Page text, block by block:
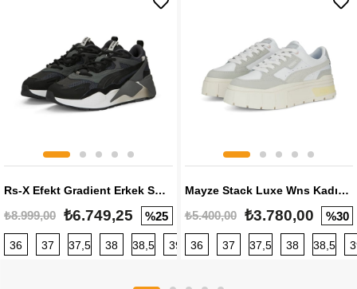
Rs-X Efekt Gradient Erkek Sneaker
₺8.999,00 ₺6.749,25 %25
36 37 37,5 38 38,5 39 40 40,5 41 42 42,5
Mayze Stack Luxe Wns Kadın Sneaker
₺5.400,00 ₺3.780,00 %30
36 37 37,5 38 38,5